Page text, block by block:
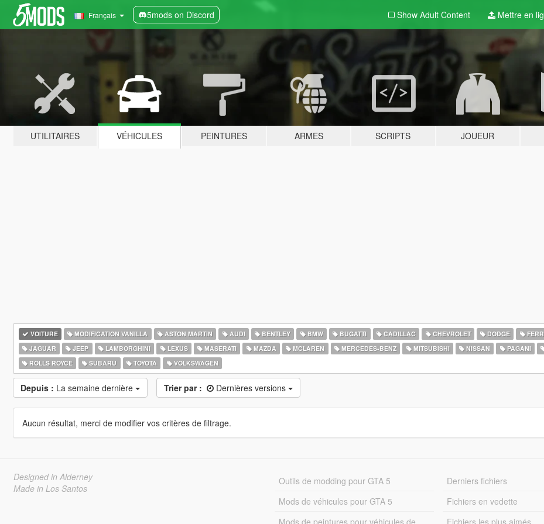
Français 5mods on Discord Show Adult Content Mettre en
UTILITAIRES VÉHICULES PEINTURES ARMES SCRIPTS JOUEUR
VOITURE MODIFICATION VANILLA ASTON MARTIN AUDI BENTLEY BMW BUGATTI CADILLAC CHEVROLET DODGE
JAGUAR
JEEP LAMBORGHINI LEXUS MASERATI MAZDA MCLAREN MERCEDES-BENZ MITSUBISHI NISSAN PAGANI
ROLLS ROYCE
SUBARU TOYOTA VOLKSWAGEN
Depuis : La semaine dernière Trier par : Dernières versions
Aucun résultat, merci de modifier vos critères de filtrage.
Designed in Alderney
Made in Los Santos
Outils de modding pour GTA 5
Mods de véhicules pour GTA 5
Mods de peintures pour véhicules de
Derniers fichiers
Fichiers en vedette
Fichiers les plus aimés